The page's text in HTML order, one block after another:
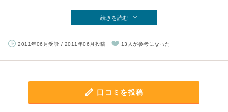
続きを読む
2011年06月受診 / 2011年06月投稿 13人が参考になった
口コミを投稿